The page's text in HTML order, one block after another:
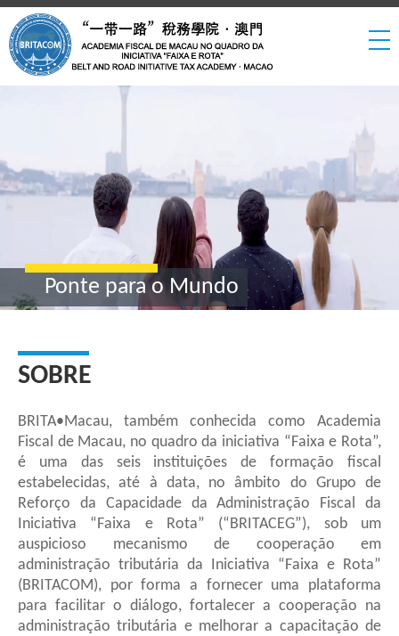
Ponte para o Mundo
SOBRE
BRITA•Macau, também conhecida como Academia
Fiscal de Macau, no quadro da iniciativa “Faixa e Rota”,
é uma das seis instituições de formação fiscal
estabelecidas, até à data, no âmbito do Grupo de
Reforço da Capacidade da Administração Fiscal da
Iniciativa “Faixa e Rota” (“BRITACEG”), sob um
auspicioso mecanismo de cooperação em
administração tributária da Iniciativa “Faixa e Rota”
(BRITACOM), por forma a fornecer uma plataforma
para facilitar o diálogo, fortalecer a cooperação na
administração tributária e melhorar a capacitação de